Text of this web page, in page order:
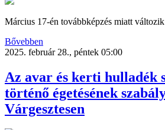
Március 17-én továbbképzés miatt
Bővebben
2025. február 28., péntek 05:00
Az avar és kerti hulladék
történő égetésének
Várgesztesen